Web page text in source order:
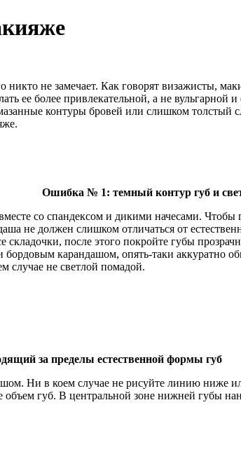
не замечает. Как говорят визажисты,
ее более привлекательной, а не
контуры бровей или слишком
Ошибка № 1: темный контур губ и
со спандексом и дикими начесами.
не должен слишком отличаться от
складочки, после этого покройте губы
карандашом, опять-таки аккуратно
случае не светлой помадой.
за пределы естественной формы губ
Ни в коем случае не рисуйте линию ниже
губ. В центральной зоне нижней губы